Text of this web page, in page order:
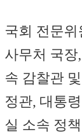
국회 전문위
사무처 국
속 감찰관
정관, 대통
실 소속 정